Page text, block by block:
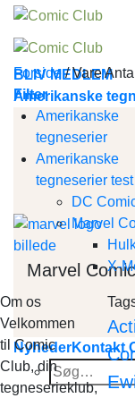
Skip
content
BLIV MEDLEM
Amerikanske
Marvel
NyhederKontakt
Søg
efter:
Forside /Vare
Filter
Amerikanske
tegneserier
Amerikanske
tegneserier test
DC
Marvel
X-
Om os
Velkommen
til Comic
Club, din
tegneserieklub,